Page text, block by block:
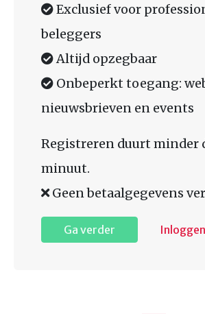
Exclusief voor
beleggers
Altijd opzegbaar
Onbeperkt toegang:
nieuwsbrieven en events
Registreren duurt minder
minuut.
Geen betaalgegevens
Ga verder Inloggen